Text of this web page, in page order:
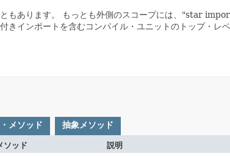
もあります。
もっとも外側のスコープには、"star
きインポートを含むコンパイル・ユニットのトップ・レ
メソッド 抽象メソッド
ソッド
説明